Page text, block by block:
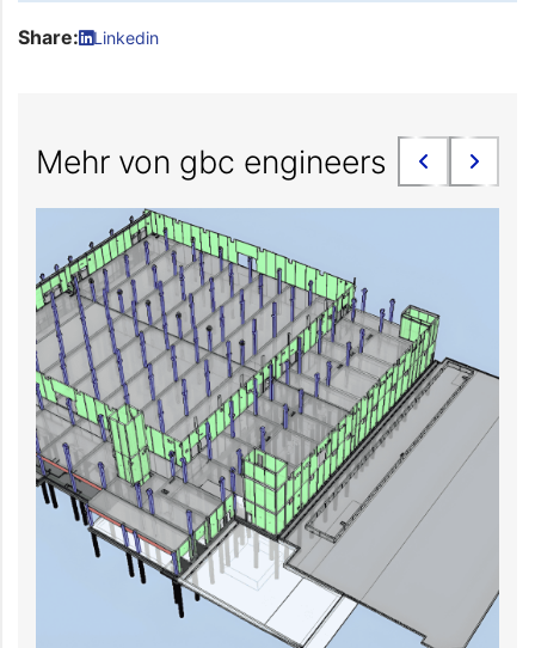
Share: Linkedin
Mehr von gbc engineers